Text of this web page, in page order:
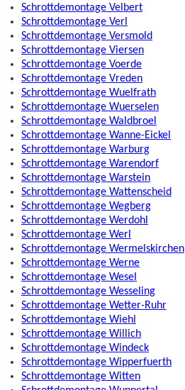
Schrottdemontage Velbert
Schrottdemontage Verl
Schrottdemontage Versmold
Schrottdemontage Viersen
Schrottdemontage Voerde
Schrottdemontage Vreden
Schrottdemontage Wuelfrath
Schrottdemontage Wuerselen
Schrottdemontage Waldbroel
Schrottdemontage Wanne-Eickel
Schrottdemontage Warburg
Schrottdemontage Warendorf
Schrottdemontage Warstein
Schrottdemontage Wattenscheid
Schrottdemontage Wegberg
Schrottdemontage Werdohl
Schrottdemontage Werl
Schrottdemontage Wermelskirchen
Schrottdemontage Werne
Schrottdemontage Wesel
Schrottdemontage Wesseling
Schrottdemontage Wetter-Ruhr
Schrottdemontage Wiehl
Schrottdemontage Willich
Schrottdemontage Windeck
Schrottdemontage Wipperfuerth
Schrottdemontage Witten